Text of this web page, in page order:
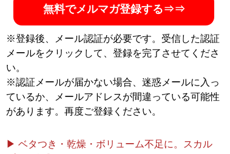
無料でメルマガ登録する⇒⇒
※登録後、メール認証が必要です。受信した認証
メールをクリックして、登録を完了させてくださ
い。
※認証メールが届かない場合、迷惑メールに入っ
ているか、メールアドレスが間違っている可能性
があります。再度ご登録ください。
▶ ベタつき・乾燥・ボリューム不足に。スカル